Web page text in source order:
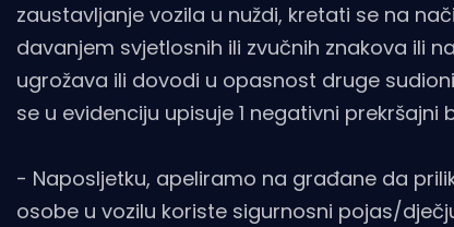
zaustavljanje vozila u nuždi, kretati se na
davanjem svjetlosnih ili zvučnih znakova ili
ugrožava ili dovodi u opasnost druge
se u evidenciju upisuje 1 negativni prekršajni
- Naposljetku, apeliramo na građane da
osobe u vozilu koriste sigurnosni pojas/